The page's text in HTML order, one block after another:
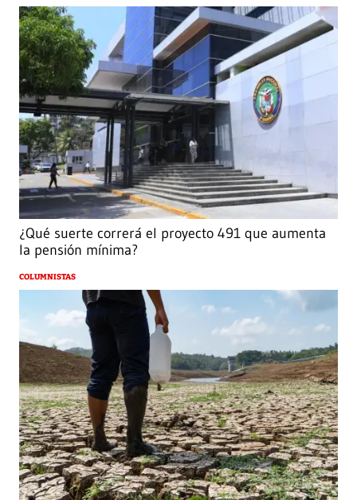
¿Qué suerte correrá el proyecto 491 que aumenta
la pensión mínima?
COLUMNISTAS